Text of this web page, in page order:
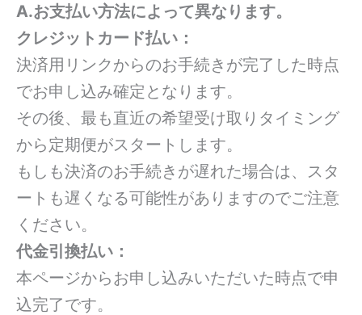
A.お支払い方法によって異なります。
クレジットカード払い：
決済用リンクからのお手続きが完了した時点
でお申し込み確定となります。
その後、最も直近の希望受け取りタイミング
から定期便がスタートします。
もしも決済のお手続きが遅れた場合は、スタ
ートも遅くなる可能性がありますのでご注意
ください。
代金引換払い：
本ページからお申し込みいただいた時点で申
込完了です。